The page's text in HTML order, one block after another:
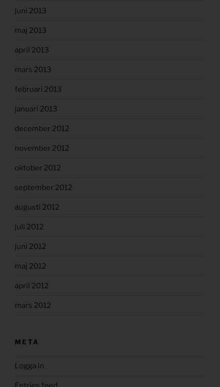
juni 2013
maj 2013
april 2013
mars 2013
februari 2013
januari 2013
december 2012
november 2012
oktober 2012
september 2012
augusti 2012
juli 2012
juni 2012
maj 2012
april 2012
mars 2012
META
Logga in